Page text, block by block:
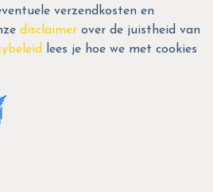
verzendkosten en
disclaimer over de juistheid van
lees je hoe we met cookies